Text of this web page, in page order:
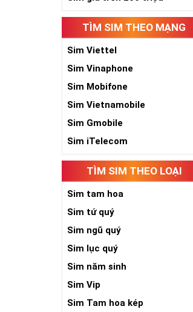
TÌM SIM THEO MẠNG
Sim Viettel
Sim Vinaphone
Sim Mobifone
Sim Vietnamobile
Sim Gmobile
Sim iTelecom
TÌM SIM THEO LOẠI
Sim tam hoa
Sim tứ quý
Sim ngũ quý
Sim lục quý
Sim năm sinh
Sim Vip
Sim Tam hoa kép